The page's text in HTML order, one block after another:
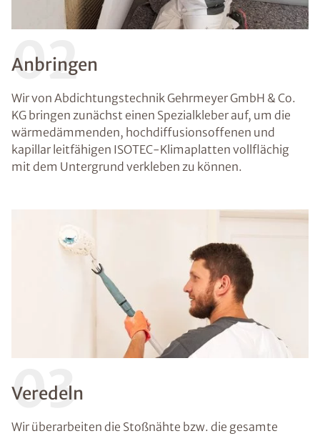
02
Anbringen
Wir von Abdichtungstechnik Gehrmeyer GmbH & Co.
KG bringen zunächst einen Spezialkleber auf, um die
wärmedämmenden, hochdiffusionsoffenen und
kapillar leitfähigen ISOTEC-Klimaplatten vollflächig
mit dem Untergrund verkleben zu können.
03
Veredeln
Wir überarbeiten die Stoßnähte bzw. die gesamte